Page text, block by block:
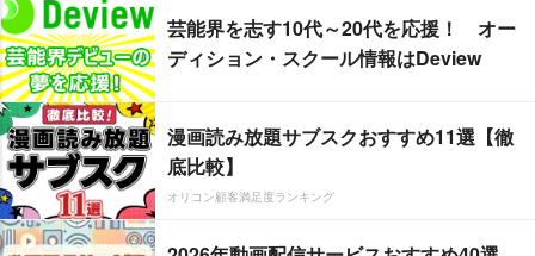
芸能界を志す10代～20代を応援！ オー
ディション・スクール情報はDeview
漫画読み放題サブスクおすすめ11選【徹
底比較】
オリコン顧客満足度ランキング